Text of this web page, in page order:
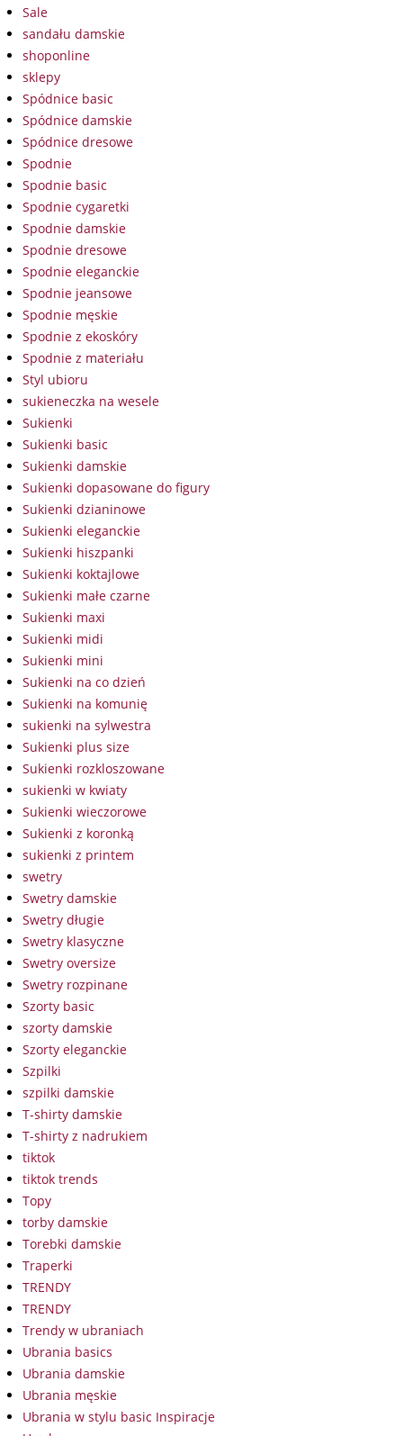
Sale
sandału damskie
shoponline
sklepy
Spódnice basic
Spódnice damskie
Spódnice dresowe
Spodnie
Spodnie basic
Spodnie cygaretki
Spodnie damskie
Spodnie dresowe
Spodnie eleganckie
Spodnie jeansowe
Spodnie męskie
Spodnie z ekoskóry
Spodnie z materiału
Styl ubioru
sukieneczka na wesele
Sukienki
Sukienki basic
Sukienki damskie
Sukienki dopasowane do figury
Sukienki dzianinowe
Sukienki eleganckie
Sukienki hiszpanki
Sukienki koktajlowe
Sukienki małe czarne
Sukienki maxi
Sukienki midi
Sukienki mini
Sukienki na co dzień
Sukienki na komunię
sukienki na sylwestra
Sukienki plus size
Sukienki rozkloszowane
sukienki w kwiaty
Sukienki wieczorowe
Sukienki z koronką
sukienki z printem
swetry
Swetry damskie
Swetry długie
Swetry klasyczne
Swetry oversize
Swetry rozpinane
Szorty basic
szorty damskie
Szorty eleganckie
Szpilki
szpilki damskie
T-shirty damskie
T-shirty z nadrukiem
tiktok
tiktok trends
Topy
torby damskie
Torebki damskie
Traperki
TRENDY
TRENDY
Trendy w ubraniach
Ubrania basics
Ubrania damskie
Ubrania męskie
Ubrania w stylu basic Inspiracje